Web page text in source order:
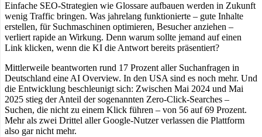
Einfache SEO-Strategien wie Glossare aufbauen werden in Zukunft
wenig Traffic bringen. Was jahrelang funktionierte – gute Inhalte
erstellen, für Suchmaschinen optimieren, Besucher anziehen –
verliert rapide an Wirkung. Denn warum sollte jemand auf einen
Link klicken, wenn die KI die Antwort bereits präsentiert?
Mittlerweile beantworten rund 17 Prozent aller Suchanfragen in
Deutschland eine AI Overview. In den USA sind es noch mehr. Und
die Entwicklung beschleunigt sich: Zwischen Mai 2024 und Mai
2025 stieg der Anteil der sogenannten Zero-Click-Searches –
Suchen, die nicht zu einem Klick führen – von 56 auf 69 Prozent.
Mehr als zwei Drittel aller Google-Nutzer verlassen die Plattform
also gar nicht mehr.